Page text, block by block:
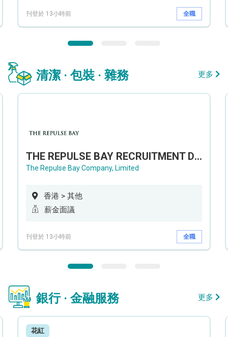
刊登於 13小時前 全職
清潔 · 包裝 · 雜務 更多
THE REPULSE BAY RECRUITMENT DAY 淺水灣影灣園人才招聘會
The Repulse Bay Company, Limited
香港 > 其他
薪金面議
刊登於 13小時前 全職
銀行 · 金融服務 更多
花紅